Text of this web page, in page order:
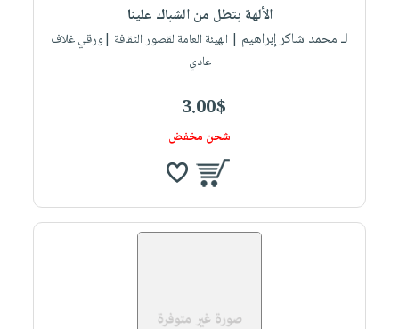
الألهة بتطل من الشباك علينا
لـ محمد شاكر إبراهيم | الهيئة العامة لقصور الثقافة |ورقي غلاف
عادي
3.00$
شحن مخفض